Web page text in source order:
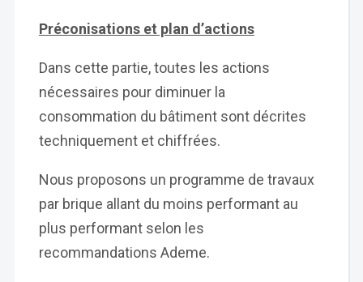
Préconisations et plan d’actions
Dans cette partie, toutes les actions
nécessaires pour diminuer la
consommation du bâtiment sont décrites
techniquement et chiffrées.
Nous proposons un programme de travaux
par brique allant du moins performant au
plus performant selon les
recommandations Ademe.